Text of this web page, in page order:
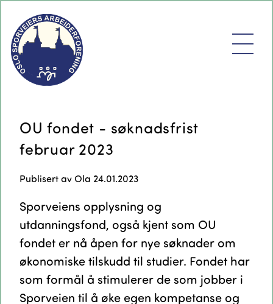
OU fondet - søknadsfrist
februar 2023
Publisert avOla 24.01.2023
Sporveiens opplysning og
utdanningsfond, også kjent som OU
fondet er nå åpen for nye søknader om
økonomiske tilskudd til studier. Fondet har
som formål å stimulerer de som jobber i
Sporveien til å øke egen kompetanse og